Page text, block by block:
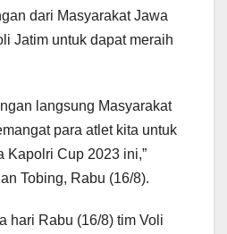
dari Masyarakat Jawa
Jatim untuk dapat meraih
langsung Masyarakat
para atlet kita untuk
Kapolri Cup 2023 ini,”
Tobing, Rabu (16/8).
hari Rabu (16/8) tim Voli